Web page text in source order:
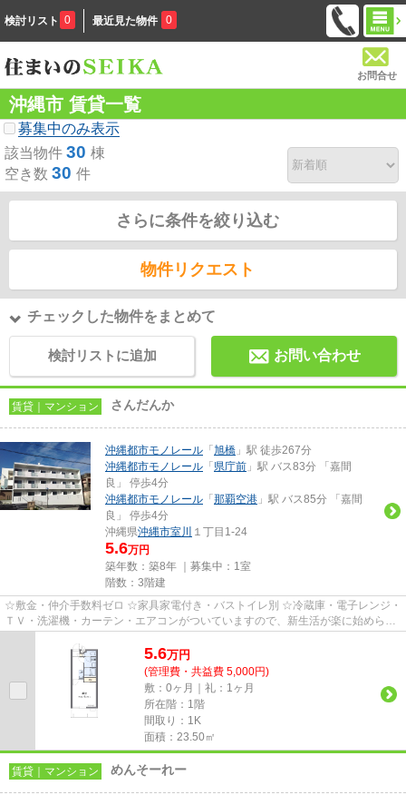
検討リスト 0 最近見た物件 0
お問合せ
沖縄市 賃貸一覧
募集中のみ表示
該当物件 30 棟
空き数 30 件
さらに条件を絞り込む
物件リクエスト
チェックした物件をまとめて
検討リストに追加 お問い合わせ
賃貸｜マンション さんだんか
沖縄都市モノレール 「 旭橋 」駅 徒歩267分
沖縄都市モノレール 「 県庁前 」駅 バス83分 「嘉間
良」 停歩4分
沖縄都市モノレール 「 那覇空港 」駅 バス85分 「嘉間
良」 停歩4分
沖縄県沖縄市室川 １丁目1-24
5.6万円
築年数：築8年 ｜募集中： 1室
階数：3階建
☆敷金・仲介手数料ゼロ ☆家具家電付き・バストイレ別 ☆冷蔵庫・電子レンジ・
ＴＶ・洗濯機・カーテン・エアコンがついていますので、新生活が楽に始められ
5.6万円
(管理費・共益費 5,000円)
敷：0ヶ月｜礼：1ヶ月
所在階：1階
間取り：1K
面積：23.50㎡
賃貸｜マンション めんそーれー